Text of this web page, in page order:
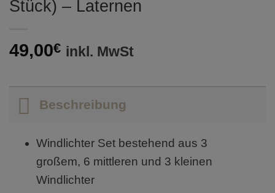
Stück) – Laternen
49,00€ inkl. MwSt
Beschreibung
Windlichter Set bestehend aus 3
großem, 6 mittleren und 3 kleinen
Windlichter